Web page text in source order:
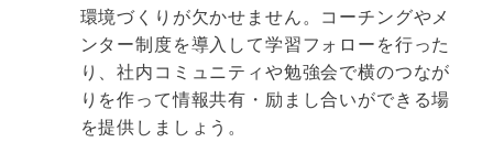
環境づくりが欠かせません。コーチングやメ
ンター制度を導入して学習フォローを行った
り、社内コミュニティや勉強会で横のつなが
りを作って情報共有・励まし合いができる場
を提供しましょう。